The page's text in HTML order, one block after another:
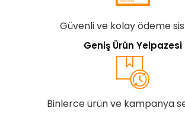
Güvenli ve kolay ödeme
Geniş Ürün Yelpazesi
Binlerce ürün ve kampanya